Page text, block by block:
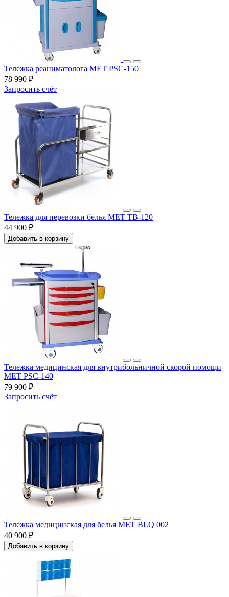
Тележка реаниматолога МЕТ PSC-150
78 990 ₽
Запросить счёт
Тележка для перевозки белья МЕТ ТB-120
44 900 ₽
Добавить в корзину
Тележка медицинская для внутрибольничной скорой помощи
MET PSC-140
79 900 ₽
Запросить счёт
Тележка медицинская для белья МЕТ BLQ 002
40 900 ₽
Добавить в корзину